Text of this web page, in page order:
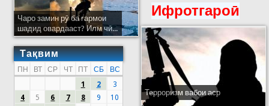
Чаро замин рӯ ба гармои
шадид овардааст? Илм чӣ...
Тақвим
ПН ВТ СР ЧТ ПТ СБ
ВС
1
2
3
4
5 6 7 8 9
10
Ифротгароӣ
Терроризм вабои аср